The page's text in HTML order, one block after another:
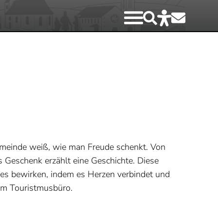
weiß, wie man Freude schenkt. Von
erzählt eine Geschichte. Diese
bewirken, indem es Herzen verbindet und
Touristmusbüro.